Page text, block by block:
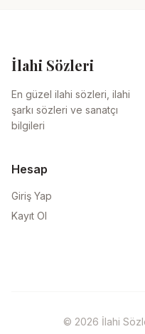
İlahi Sözleri
En güzel ilahi sözleri, ilahi
şarkı sözleri ve sanatçı
bilgileri
Hesap
Giriş Yap
Kayıt Ol
© 2026 İlahi